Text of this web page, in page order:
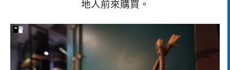
地人前來購買。